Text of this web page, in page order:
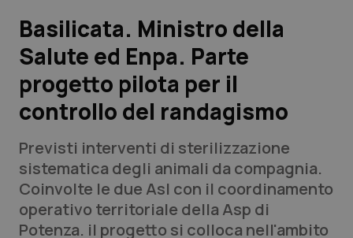
Lavoro e Professioni
Scienza e Farmaci
Studi e Analisi
Lettere al direttore
Edizioni Regionali
QS Pro
Basilicata. Ministro della
Salute ed Enpa. Parte
progetto pilota per il
controllo del randagismo
Previsti interventi di sterilizzazione
sistematica degli animali da compagnia.
Coinvolte le due Asl con il coordinamento
operativo territoriale della Asp di
Potenza. il progetto si colloca nell'ambito